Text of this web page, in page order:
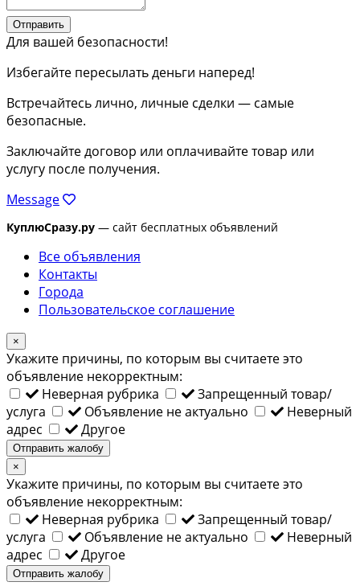
Отправить
Для вашей безопасности!
Избегайте пересылать деньги наперед!
Встречайтесь лично, личные сделки — самые
безопасные.
Заключайте договор или оплачивайте товар или
услугу после получения.
Message
КуплюСразу.ру — сайт бесплатных объявлений
Все объявления
Контакты
Города
Пользовательское соглашение
×
Укажите причины, по которым вы считаете это
объявление некорректным:
Неверная рубрика
Запрещенный товар/
услуга
Объявление не актуально
Неверный
адрес
Другое
Отправить жалобу
×
Укажите причины, по которым вы считаете это
объявление некорректным:
Неверная рубрика
Запрещенный товар/
услуга
Объявление не актуально
Неверный
адрес
Другое
Отправить жалобу